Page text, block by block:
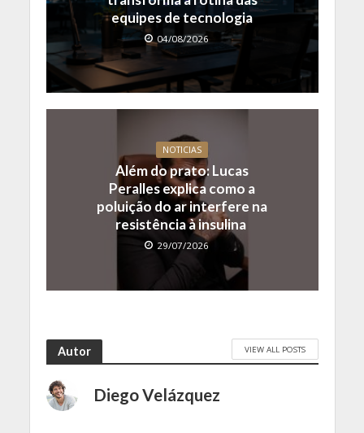
equipes de tecnologia
04/08/2026
NOTICIAS
Além do prato: Lucas
Peralles explica como a
poluição do ar interfere na
resistência à insulina
29/07/2026
Autor VIEW ALL POSTS
Diego Velázquez